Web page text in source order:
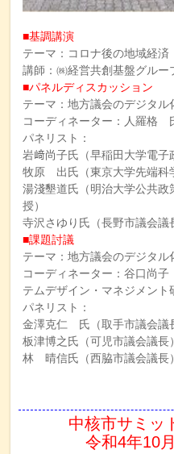
■基調講演
テーマ：コロナ後の地域経済
講師：㈱経営共創基盤グル
■パネルディスカッション
テーマ：地方議会のデジタ
コーディネーター：人羅格
パネリスト：
岩﨑尚子氏（早稲田大学電子
牧原 出氏（東京大学先端科
湯淺墾道氏（明治大学公共
授）
寺沢さゆり氏（長野市議会議
■課題討議
テーマ：地方議会のデジタル
コーディネーター：谷口尚
テムデザイン・マネジメント
パネリスト：
金澤克仁 氏（取手市議会議
板津博之氏（可児市議会議長）
林 晴信氏（西脇市議会議長
中核市サミ
令和4年10